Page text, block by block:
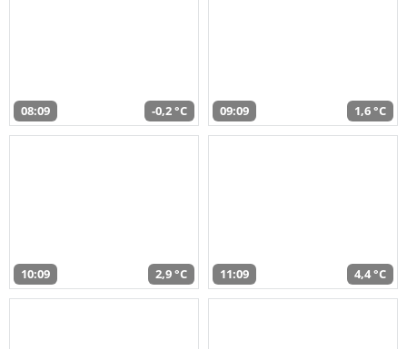
08:09 -0,2 °C 09:09 1,6 °C
10:09 2,9 °C 11:09 4,4 °C